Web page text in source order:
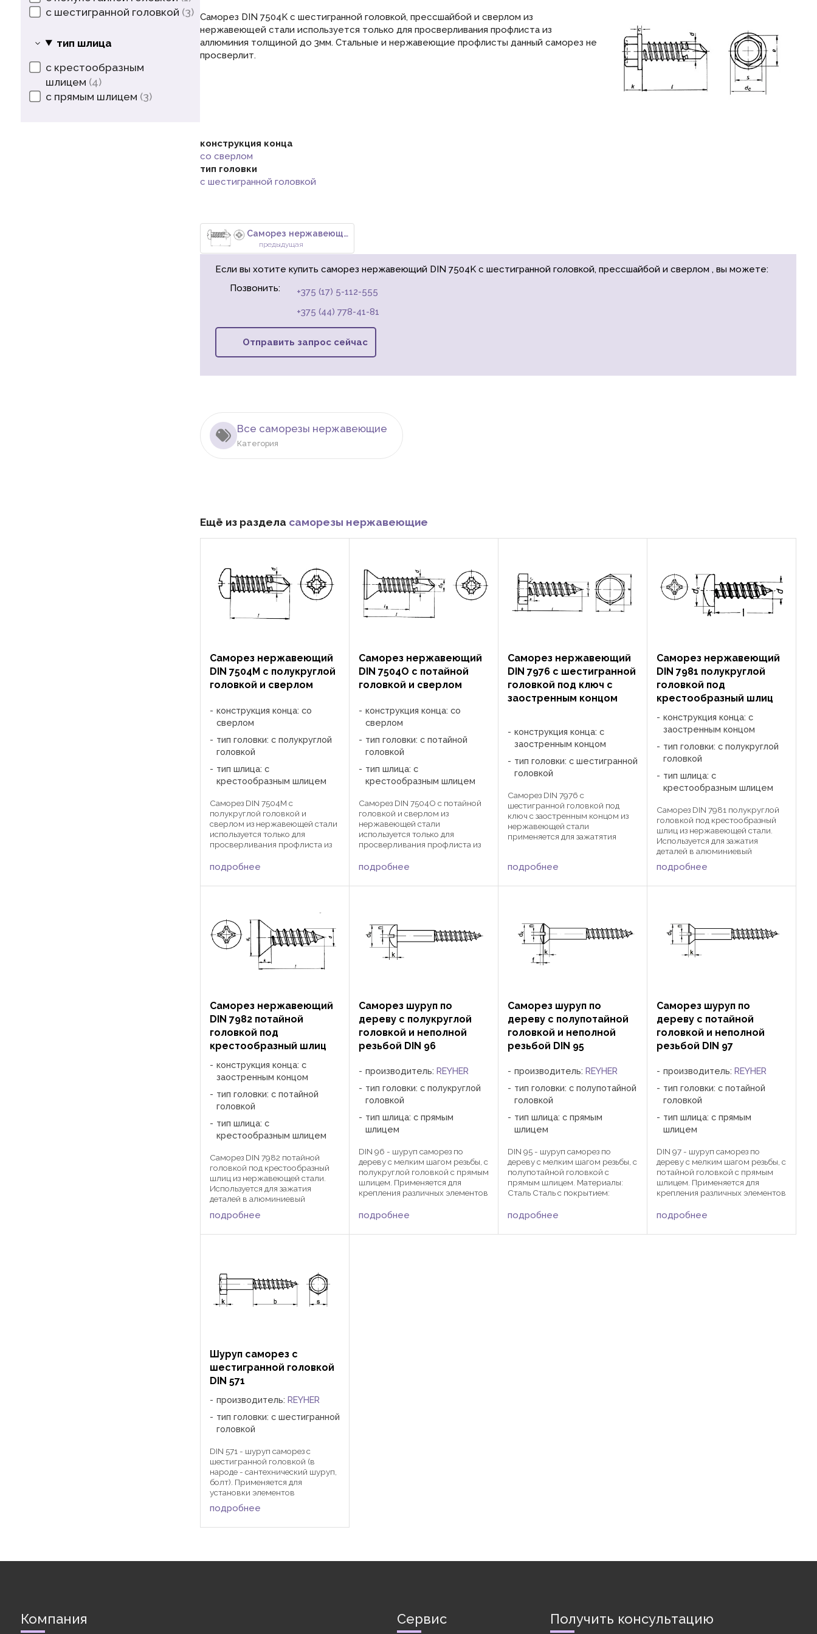
с шестигранной головкой 3
тип шлица
с крестообразным
шлицем 4
с прямым шлицем 3
Саморез DIN 7504K с шестигранной головкой, прессшайбой и сверлом из
нержавеющей стали используется только для просверливания профлиста из
аллюминия толщиной до 3мм. Стальные и нержавеющие профлисты данный саморез не
просверлит.
конструкция конца
со сверлом
тип головки
с шестигранной головкой
Саморез нержавеющий DIN 7504M
предыдущая
Если вы хотите купить саморез нержавеющий DIN 7504K с шестигранной головкой, прессшайбой и сверлом , вы можете:
Позвонить:
+375 (17) 5-112-555
+375 (44) 778-41-81
Отправить запрос сейчас
Все саморезы нержавеющие
Категория
Ещё из раздела саморезы нержавеющие
Саморез нержавеющий
DIN 7504M с полукруглой
головкой и сверлом
конструкция конца: со
сверлом
тип головки: с полукруглой
головкой
тип шлица: с
крестообразным шлицем
Саморез DIN 7504M с
полукруглой головкой и
сверлом из нержавеющей стали
используется только для
просверливания профлиста из
Стальные и нержавеющие
профлисты данный саморез не ...
подробнее
Саморез нержавеющий
DIN 7504О с потайной
головкой и сверлом
конструкция конца: со
сверлом
тип головки: с потайной
головкой
тип шлица: с
крестообразным шлицем
Саморез DIN 7504О с потайной
головкой и сверлом из
нержавеющей стали
используется только для
просверливания профлиста из
Стальные и нержавеющие
профлисты данный саморез не ...
подробнее
Саморез нержавеющий
DIN 7976 c шестигранной
головкой под ключ с
заостренным концом
конструкция конца: с
заостренным концом
тип головки: с шестигранной
головкой
Саморез DIN 7976 c
шестигранной головкой под
ключ с заостренным концом из
нержавеющей стали
применяется для зажатятия
шестигранной головки.
фасадав, вентфасады, может
подробнее
Саморез нержавеющий
DIN 7981 полукруглой
головкой под
крестообразный шлиц
конструкция конца: с
заостренным концом
тип головки: с полукруглой
головкой
тип шлица: с
крестообразным шлицем
Саморез DIN 7981 полукруглой
головкой под крестообразный
шлиц из нержавеющей стали.
Используется для зажатия
деталей в алюминиевый
профиль при помощи отвертки
или насадки с крестообразным
подробнее
Саморез нержавеющий
DIN 7982 потайной
головкой под
крестообразный шлиц
конструкция конца: с
заостренным концом
тип головки: с потайной
головкой
тип шлица: с
крестообразным шлицем
Саморез DIN 7982 потайной
головкой под крестообразный
шлиц из нержавеющей стали.
Используется для зажатия
деталей в алюминиевый
профиль при помощи отвертки
или насадки с крестообразным
подробнее
Саморез шуруп по
дереву с полукруглой
головкой и неполной
резьбой DIN 96
производитель:REYHER
тип головки: с полукруглой
головкой
тип шлица: с прямым
шлицем
DIN 96 - шуруп саморез по
дереву с мелким шагом резьбы, с
полукруглой головкой с прямым
шлицем. Применяется для
крепления различных элементов
фанере, гипсокартонным
металлу и т.д. Шуруп DIN 96 ...
подробнее
Саморез шуруп по
дереву с полупотайной
головкой и неполной
резьбой DIN 95
производитель:REYHER
тип головки: с полупотайной
головкой
тип шлица: с прямым
шлицем
DIN 95 - шуруп саморез по
дереву с мелким шагом резьбы, с
полупотайной головкой с
прямым шлицем. Материалы:
Сталь Сталь с покрытием:
горячее цинкование,
гальваническое хромирование,
подробнее
Саморез шуруп по
дереву с потайной
головкой и неполной
резьбой DIN 97
производитель:REYHER
тип головки: с потайной
головкой
тип шлица: с прямым
шлицем
DIN 97 - шуруп саморез по
дереву с мелким шагом резьбы, с
потайной головкой с прямым
шлицем. Применяется для
крепления различных элементов
фанере, гипсокартонным
металлу и т.д. По российскому ...
подробнее
Шуруп саморез с
шестигранной головкой
DIN 571
производитель:REYHER
тип головки: с шестигранной
головкой
DIN 571 - шуруп саморез с
шестигранной головкой (в
народе - сантехнический шуруп,
болт). Применяется для
установки элементов
конструкций в деревянные
основания без
подробнее
Компания Сервис Получить консультацию